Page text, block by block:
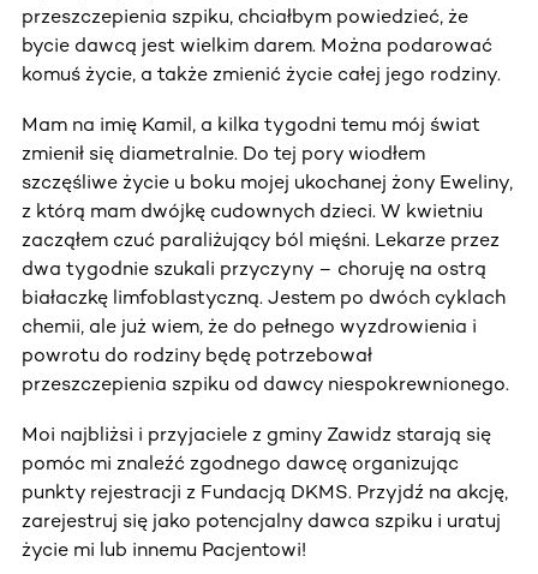
przeszczepienia szpiku, chciałbym powiedzieć, że
bycie dawcą jest wielkim darem. Można podarować
komuś życie, a także zmienić życie całej jego rodziny.
Mam na imię Kamil, a kilka tygodni temu mój świat
zmienił się diametralnie. Do tej pory wiodłem
szczęśliwe życie u boku mojej ukochanej żony Eweliny,
z którą mam dwójkę cudownych dzieci. W kwietniu
zacząłem czuć paraliżujący ból mięśni. Lekarze przez
dwa tygodnie szukali przyczyny – choruję na ostrą
białaczkę limfoblastyczną. Jestem po dwóch cyklach
chemii, ale już wiem, że do pełnego wyzdrowienia i
powrotu do rodziny będę potrzebował
przeszczepienia szpiku od dawcy niespokrewnionego.
Moi najbliżsi i przyjaciele z gminy Zawidz starają się
pomóc mi znaleźć zgodnego dawcę organizując
punkty rejestracji z Fundacją DKMS. Przyjdź na akcję,
zarejestruj się jako potencjalny dawca szpiku i uratuj
życie mi lub innemu Pacjentowi!